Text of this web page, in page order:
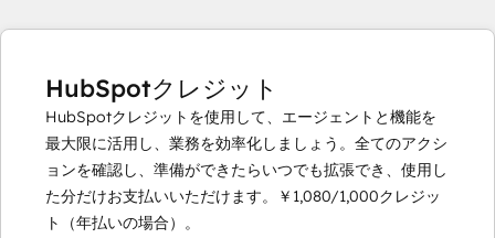
HubSpotクレジット
HubSpotクレジットを使用して、エージェントと機能を
最大限に活用し、業務を効率化しましょう。全てのアクシ
ョンを確認し、準備ができたらいつでも拡張でき、使用し
た分だけお支払いいただけます。
￥1,080/1,000クレジッ
ト（年払いの場合）。